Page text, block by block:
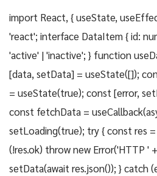
import React, { useState,
'react'; interface DataItem { id:
'active' | 'inactive'; } function
[data, setData] = useState([]);
= useState(true); const [error,
const fetchData =
setLoading(true); try { const res
(!res.ok) throw new Error('HTTP '
setData(await res.json()); } catch